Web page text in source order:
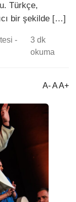
Türkçe,
bir şekilde […]
-
3 dk
okuma
A- A A+